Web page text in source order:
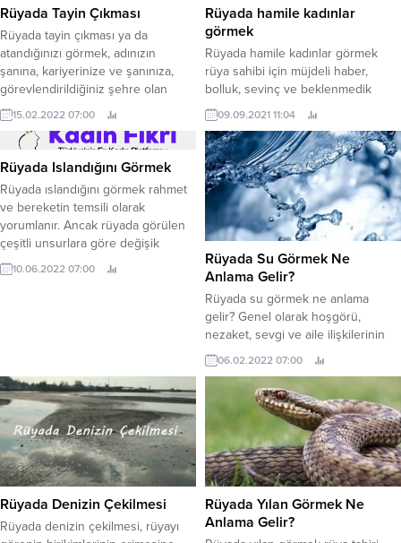
Rüyada Tayin Çıkması
Rüyada tayin çıkması ya da
atandığınızı görmek, adınızın
şanına, kariyerinize ve şanınıza,
görevlendirildiğiniz şehre olan
uzaklığı ile orantılı olarak delalet
edilir. Rüyada tayin istemek,
seyahate ve rızıklara delalettir. Bir
görev için tayin istediğinizi görmek,
para kazanmanın yollarını aramak
için para harcadığınızı gösterir.
Rüyada başka bir şehre tayin
edilmek; çokça geçim,...
15.02.2022 07:00
Rüyada hamile kadınlar
görmek
Rüyada hamile kadınlar görmek
rüya sahibi için müjdeli haber,
bolluk, sevinç ve beklenmedik
yardım anlamlarına gelebilir. Birden
fazla hamile kadın, tek başına
görülen hamile kadından hayırlıdır.
Rüya sahibi yakın zamanda önemli
gelişmeler yaşayacak ve hayattan
keyif alacaktır. Karşılaşacağı
durumların nasıl olduğu, hamile
kadınlar ile doğrudan ilişkilidir.
Gülen, keyifle sohbet eden...
09.09.2021 11:04
Rüyada Islandığını Görmek
Rüyada ıslandığını görmek rahmet
ve bereketin temsili olarak
yorumlanır. Ancak rüyada görülen
çeşitli unsurlara göre değişik
yorumların yapıldığı da
görülmektedir. Daha çok hayırlı
mutluluğa erişmek gibi çeşitli
şeyleri ifade etmektedir....
10.06.2022 07:00
Rüyada Su Görmek Ne
Anlama Gelir?
Rüyada su görmek ne anlama
gelir? Genel olarak hoşgörü,
nezaket, sevgi ve aile ilişkilerinin
gücünü gösterir. Rüyada su
görmek rızkının artacağına delalet
eder. Buna ek olarak bu rüya,
rüyayı gören kişinin yaptığı işten
helal para kazandığına işaret eder.
Rüyada su gören kişinin inişli çıkışlı
bir evlilik hayatı var ise
sakinleşmeye...
06.02.2022 07:00
Rüyada Denizin Çekilmesi
Rüyada denizin çekilmesi, rüyayı
Rüyada Yılan Görmek Ne
Anlama Gelir?